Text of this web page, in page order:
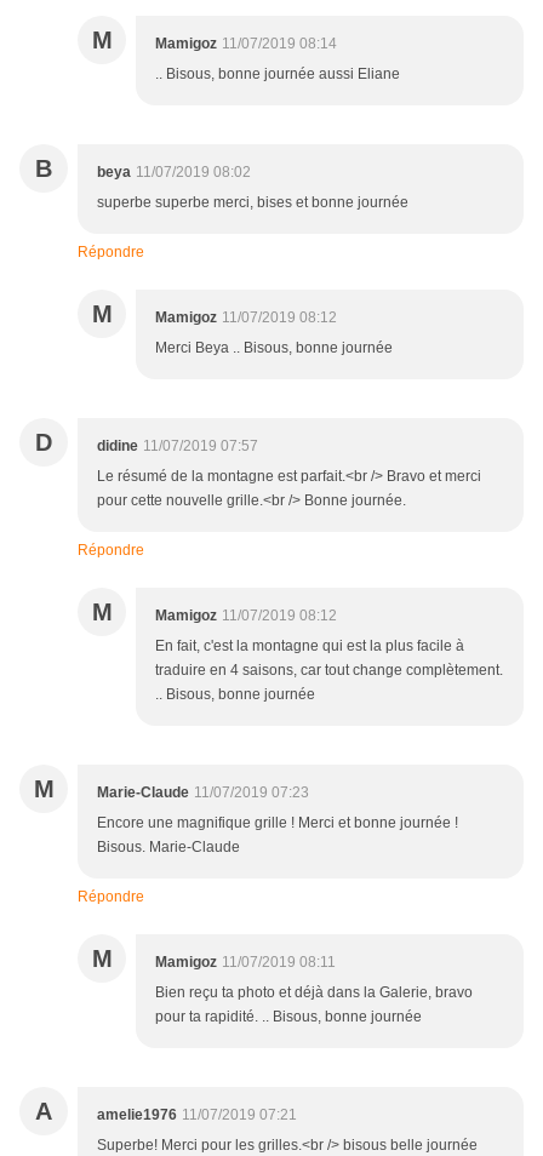
M Mamigoz 11/07/2019 08:14
.. Bisous, bonne journée aussi Eliane
B beya 11/07/2019 08:02
superbe superbe merci, bises et bonne journée
Répondre
M Mamigoz 11/07/2019 08:12
Merci Beya .. Bisous, bonne journée
D didine 11/07/2019 07:57
Le résumé de la montagne est parfait.<br /> Bravo et merci
pour cette nouvelle grille.<br /> Bonne journée.
Répondre
M Mamigoz 11/07/2019 08:12
En fait, c'est la montagne qui est la plus facile à
traduire en 4 saisons, car tout change complètement.
.. Bisous, bonne journée
M Marie-Claude 11/07/2019 07:23
Encore une magnifique grille ! Merci et bonne journée !
Bisous. Marie-Claude
Répondre
M Mamigoz 11/07/2019 08:11
Bien reçu ta photo et déjà dans la Galerie, bravo
pour ta rapidité. .. Bisous, bonne journée
A amelie1976 11/07/2019 07:21
Superbe! Merci pour les grilles.<br /> bisous belle journée